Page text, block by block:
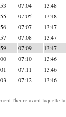
07:04 13:48
07:05 13:48
07:07 13:47
07:08 13:47
07:09 13:47
07:10 13:46
07:11 13:46
07:12 13:46
l'heure avant laquelle